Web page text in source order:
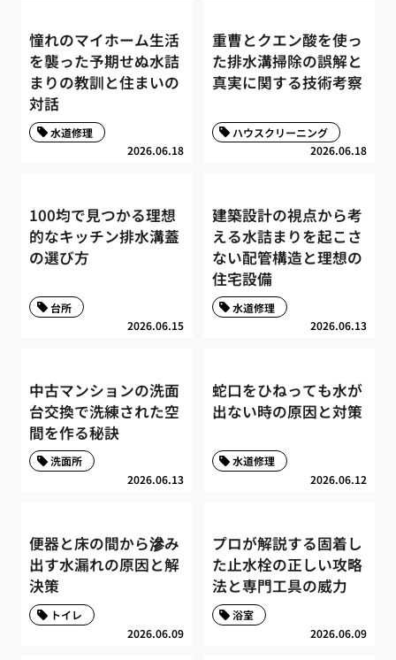
憧れのマイホーム生活
を襲った予期せぬ水詰
まりの教訓と住まいの
対話
2026.06.18
水道修理
重曹とクエン酸を使っ
た排水溝掃除の誤解と
真実に関する技術考察
2026.06.18
ハウスクリーニング
100均で見つかる理想
的なキッチン排水溝蓋
の選び方
2026.06.15
台所
建築設計の視点から考
える水詰まりを起こさ
ない配管構造と理想の
住宅設備
2026.06.13
水道修理
中古マンションの洗面
台交換で洗練された空
間を作る秘訣
2026.06.13
洗面所
蛇口をひねっても水が
出ない時の原因と対策
2026.06.12
水道修理
便器と床の間から滲み
出す水漏れの原因と解
決策
2026.06.09
トイレ
プロが解説する固着し
た止水栓の正しい攻略
法と専門工具の威力
2026.06.09
浴室